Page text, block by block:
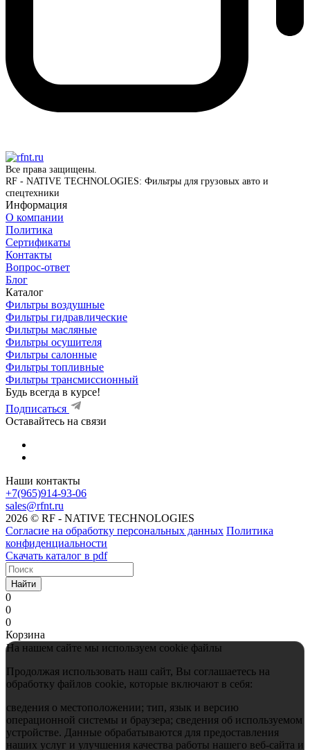
Все права защищены.
RF - NATIVE TECHNOLOGIES: Фильтры для грузовых авто и
спецтехники
Информация
О компании
Политика
Сертификаты
Контакты
Вопрос-ответ
Блог
Каталог
Фильтры воздушные
Фильтры гидравлические
Фильтры масляные
Фильтры осушителя
Фильтры салонные
Фильтры топливные
Фильтры трансмиссионный
Будь всегда в курсе!
Подписаться
Оставайтесь на связи
Наши контакты
+7(965)914-93-06
sales@rfnt.ru
2026 © RF - NATIVE TECHNOLOGIES
Согласие на обработку персональных данных Политика
конфиденциальности
Скачать каталог в pdf
Найти
0
0
0
Корзина
На нашем сайте мы используем cookie файлы
Продолжая использовать наш сайт, Вы соглашаетесь на
обработку файлов cookie, которые включают в себя:
сведения о местоположении; тип, язык и версию
операционной системы и браузера; сведения об используемом
устройстве. Данные обрабатываются для предоставления
наших услуг и улучшения качества работы нашего веб-сайта и